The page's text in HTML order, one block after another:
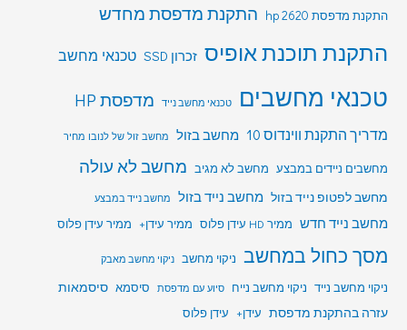
התקנת מדפסת hp 2620 התקנת מדפסת מחדש
התקנת תוכנת אופיס זכרון SSD טכנאי מחשב
טכנאי מחשבים טכנאי מחשב נייד מדפסת HP
מדריך התקנת ווינדוס 10 מחשב בזול מחשב זול של לנובו מחיר
מחשבים ניידים במבצע מחשב לא מגיב מחשב לא עולה
מחשב לפטופ נייד בזול מחשב נייד בזול מחשב נייד במבצע
מחשב נייד חדש ממיר HD עידן פלוס ממיר עידן+ ממיר עידן פלוס
מסך כחול במחשב ניקוי מחשב ניקוי מחשב מאבק
ניקוי מחשב נייד ניקוי מחשב נייח סיוע עם מדפסת סיסמא סיסמאות
עזרה בהתקנת מדפסת עידן+ עידן פלוס